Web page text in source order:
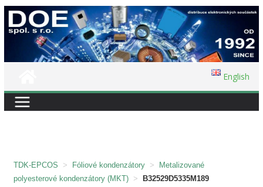
Přeskočit
na
English
TDK-EPCOS > Fóliové kondenzátory >
Metalizované
polyesterové kondenzátory (MKT) > B32529D5335M189